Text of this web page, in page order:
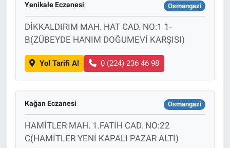
Yenikale Eczanesi Osmangazi
DİKKALDIRIM MAH. HAT CAD. NO:1 1-
B(ZÜBEYDE HANIM DOĞUMEVİ KARŞISI)
Yol Tarifi Al 0 (224) 236 46 98
Kağan Eczanesi Osmangazi
HAMİTLER MAH. 1.FATİH CAD. NO:22
C(HAMİTLER YENİ KAPALI PAZAR ALTI)